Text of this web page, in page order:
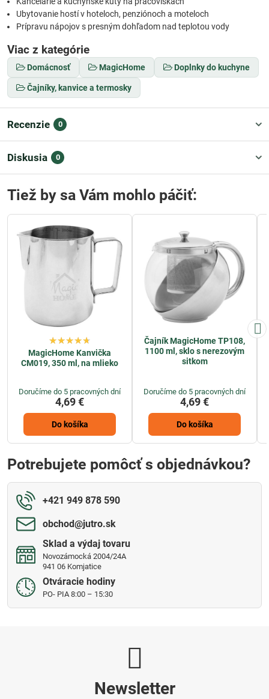
Ubytovanie hostí v hoteloch, penziónoch a moteloch
Prípravu nápojov s presným dohľadom nad teplotou vody
Viac z kategórie
Domácnosť MagicHome Doplnky do kuchyne
Čajníky, kanvice a termosky
Recenzie 0
Diskusia 0
Tiež by sa Vám mohlo páčiť:
MagicHome Kanvička
CM019, 350 ml, na mlieko
Doručíme do 5 pracovných dní
4,69 €
Do košíka
Čajník MagicHome TP108,
1100 ml, sklo s nerezovým
sitkom
Doručíme do 5 pracovných dní
4,69 €
Do košíka
Potrebujete pomôcť s objednávkou?
+421 949 878 590
obchod​@jutro​.sk
Sklad a výdaj tovaru
Novozámocká 2004/24A
941 06 Komjatice
Otváracie hodiny
PO- PIA 8:00 – 15:30
Newsletter